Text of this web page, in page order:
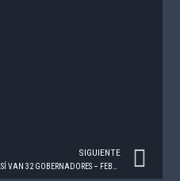
SIGUIENTE
ASÍ VAN 32 GOBERNADORES – FEBRERO 2023